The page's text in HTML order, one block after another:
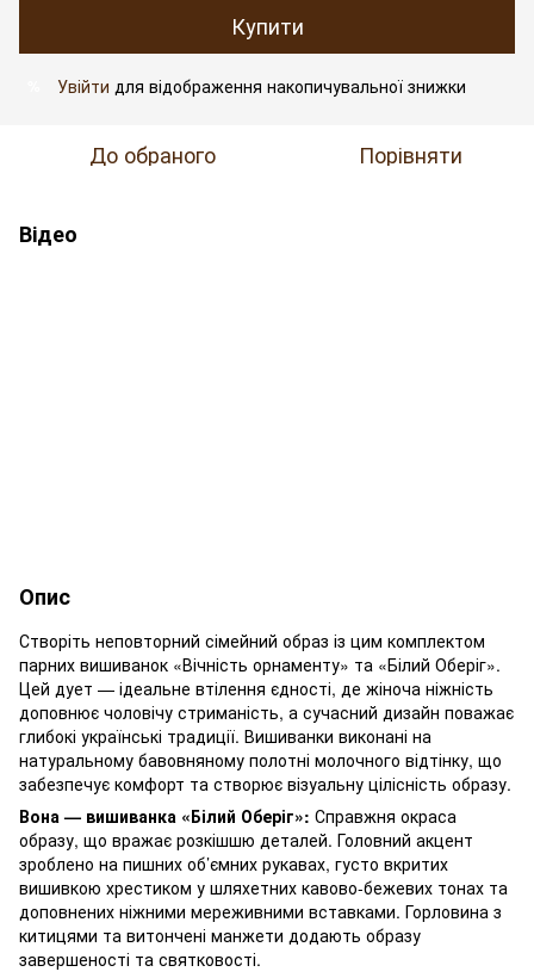
Купити
Увійти для відображення накопичувальної знижки
До обраного Порівняти
Відео
Опис
Створіть неповторний сімейний образ із цим комплектом
парних вишиванок «Вічність орнаменту» та «Білий Оберіг».
Цей дует — ідеальне втілення єдності, де жіноча ніжність
доповнює чоловічу стриманість, а сучасний дизайн поважає
глибокі українські традиції. Вишиванки виконані на
натуральному бавовняному полотні молочного відтінку, що
забезпечує комфорт та створює візуальну цілісність образу.
Вона — вишиванка «Білий Оберіг»: Справжня окраса
образу, що вражає розкішшю деталей. Головний акцент
зроблено на пишних об’ємних рукавах, густо вкритих
вишивкою хрестиком у шляхетних кавово-бежевих тонах та
доповнених ніжними мереживними вставками. Горловина з
китицями та витончені манжети додають образу
завершеності та святковості.